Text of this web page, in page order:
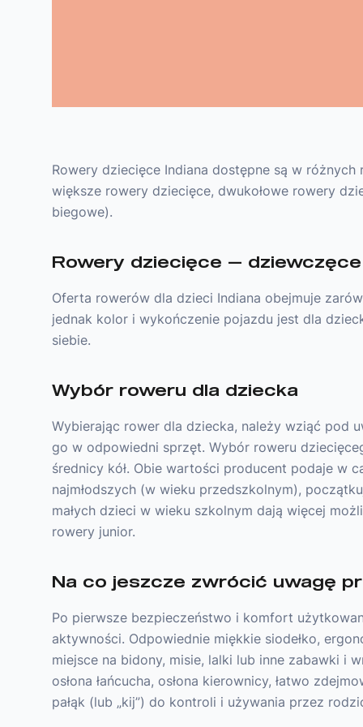
Rowery dziecięce Indiana dostępne są w
większe rowery dziecięce, dwukołowe rowery
biegowe).
Rowery dziecięce — dziewczęce
Oferta rowerów dla dzieci Indiana obejmuje
jednak kolor i wykończenie pojazdu jest dla
siebie.
Wybór roweru dla dziecka
Wybierając rower dla dziecka, należy wziąć pod
go w odpowiedni sprzęt. Wybór roweru
średnicy kół. Obie wartości producent podaje w
najmłodszych (w wieku przedszkolnym),
małych dzieci w wieku szkolnym dają więcej
rowery junior.
Na co jeszcze zwrócić uwagę
Po pierwsze bezpieczeństwo i komfort
aktywności. Odpowiednie miękkie siodełko,
miejsce na bidony, misie, lalki lub inne zabawki i
osłona łańcucha, osłona kierownicy, łatwo
pałąk (lub „kij”) do kontroli i używania przez